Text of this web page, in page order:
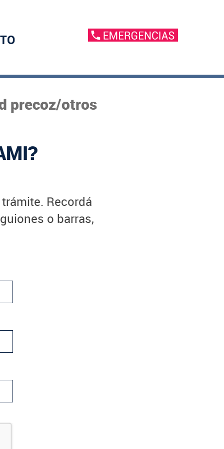
precoz/otros
Recordá
o barras,